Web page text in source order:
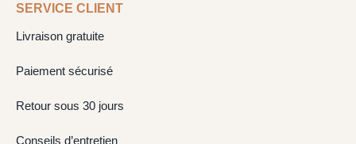
SERVICE CLIENT
Livraison gratuite
Paiement sécurisé
Retour sous 30 jours
Conseils d’entretien